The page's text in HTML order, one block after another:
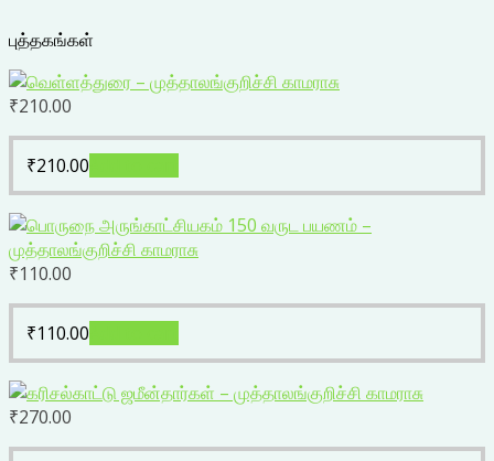
புத்தகங்கள்
₹210.00
₹210.00
₹110.00
₹110.00
₹270.00